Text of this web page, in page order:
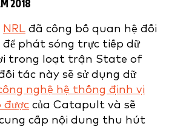
2018
NRL đã công bố quan hệ đối
phát sóng trực tiếp dữ
trong loạt trận State of
tác này sẽ sử dụng dữ
nghệ hệ thống định vị
được của Catapult và sẽ
cấp nội dung thu hút